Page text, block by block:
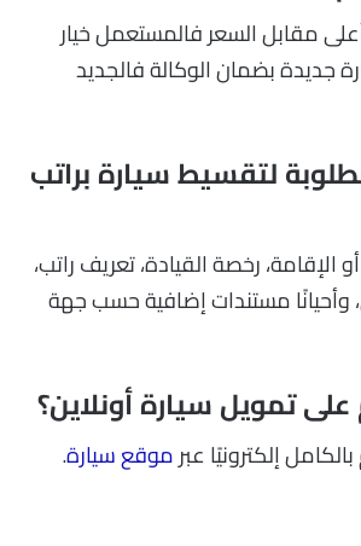
مقابل السعر فالمستعمل خيار
جديدة بضمان الوكالة فالجديد
لتقسيط سيارة براتب
الإقامة، رخصة القيادة، تعريف راتب،
مستندات إضافية حسب جهة
تمويل سيارة أونلاين؟
إلكترونيًا عبرموقع سيارة.